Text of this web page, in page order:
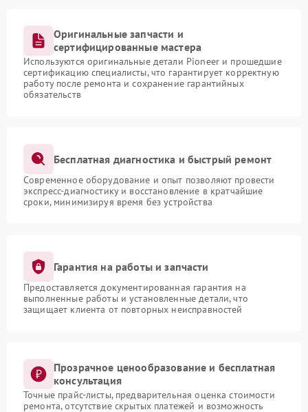
Оригинальные запчасти и
сертифицированные мастера
Используются оригинальные детали Pioneer и прошедшие
сертификацию специалисты, что гарантирует корректную
работу после ремонта и сохранение гарантийных
обязательств
Бесплатная диагностика и быстрый ремонт
Современное оборудование и опыт позволяют провести
экспресс-диагностику и восстановление в кратчайшие
сроки, минимизируя время без устройства
Гарантия на работы и запчасти
Предоставляется документированная гарантия на
выполненные работы и установленные детали, что
защищает клиента от повторных неисправностей
Прозрачное ценообразование и бесплатная
консультация
Точные прайс-листы, предварительная оценка стоимости
ремонта, отсутствие скрытых платежей и возможность